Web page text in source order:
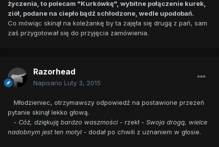
życzenia, to polecam "Kurkówkę", wybitne połączenie kurek,
ziół, podane na ciepło bądź schłodzone, wedle upodobań.
Co mówiąc skinął na koleżankę by ta zajęła się drugą z pań, sam
zaś przygotował się do przyjęcia zamówienia.
Razorhead
Napisano Luty 3, 2015
Młodzieniec, otrzymawszy odpowiedź na postawione przezeń
pytanie skinął lekko głową.
- Cóż, dziękuję bardzo waszmości - rzekł - Swoja drogą, wielce
nadobnym jest ten motyl - dodał po chwili z uznaniem w głosie.